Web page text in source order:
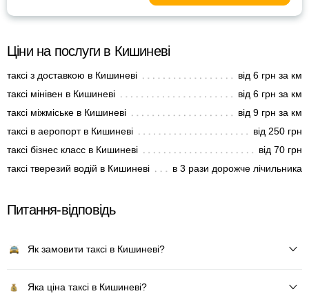
Ціни на послуги в Кишиневі
таксі з доставкою в Кишиневі
від 6 грн за км
таксі мінівен в Кишиневі
від 6 грн за км
таксі міжміське в Кишиневі
від 9 грн за км
таксі в аеропорт в Кишиневі
від 250 грн
таксі бізнес класс в Кишиневі
від 70 грн
таксі тверезий водій в Кишиневі
в 3 рази дорожче лічильника
Питання-відповідь
Як замовити таксі в Кишиневі?
Яка ціна таксі в Кишиневі?